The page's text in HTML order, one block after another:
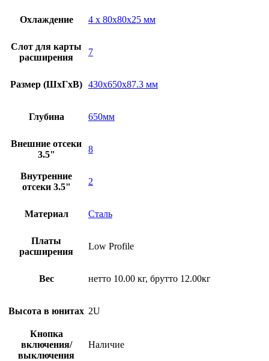
Охлаждение 4 x 80x80x25 мм
Слот для карты
расширения
7
Размер (ШxГxВ) 430x650x87.3 мм
Глубина 650мм
Внешние отсеки
3.5"
8
Внутренние
отсеки 3.5"
2
Материал Сталь
Платы
расширения
Low Profile
Вес нетто 10.00 кг, брутто 12.00кг
Высота в юнитах 2U
Кнопка
включения/
выключения
Наличие